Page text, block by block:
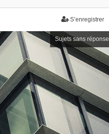
S’enregistrer
Sujets sans réponse